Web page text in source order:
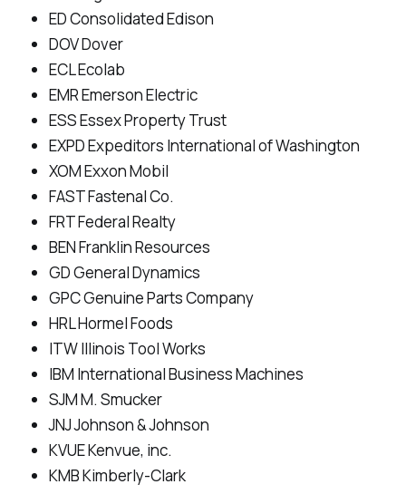
ED Consolidated Edison
DOV Dover
ECL Ecolab
EMR Emerson Electric
ESS Essex Property Trust
EXPD Expeditors International of Washington
XOM Exxon Mobil
FAST Fastenal Co.
FRT Federal Realty
BEN Franklin Resources
GD General Dynamics
GPC Genuine Parts Company
HRL Hormel Foods
ITW Illinois Tool Works
IBM International Business Machines
SJM M. Smucker
JNJ Johnson & Johnson
KVUE Kenvue, inc.
KMB Kimberly-Clark